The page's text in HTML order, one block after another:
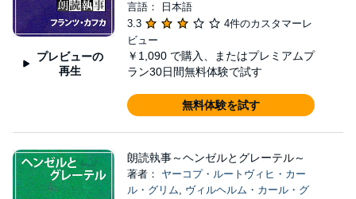
プレビューの
再生
言語： 日本語
3.3
4件のカスタマーレ
ビュー
￥1,090 で購入、またはプレミアムプ
ラン30日間無料体験で試す
無料体験を試す
朗読執事～ヘンゼルとグレーテル～
著者： ヤーコプ・ルートヴィヒ・カー
ル・グリム, ヴィルヘルム・カール・グ